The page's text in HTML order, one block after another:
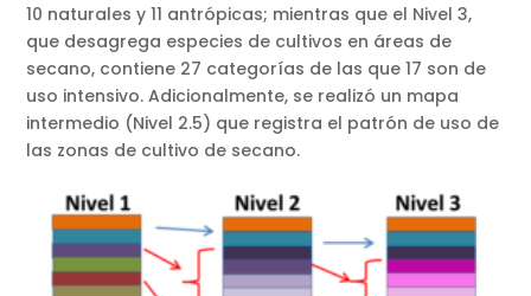
10 naturales y 11 antrópicas; mientras que el Nivel 3,
que desagrega especies de cultivos en áreas de
secano, contiene 27 categorías de las que 17 son de
uso intensivo. Adicionalmente, se realizó un mapa
intermedio (Nivel 2.5) que registra el patrón de uso de
las zonas de cultivo de secano.